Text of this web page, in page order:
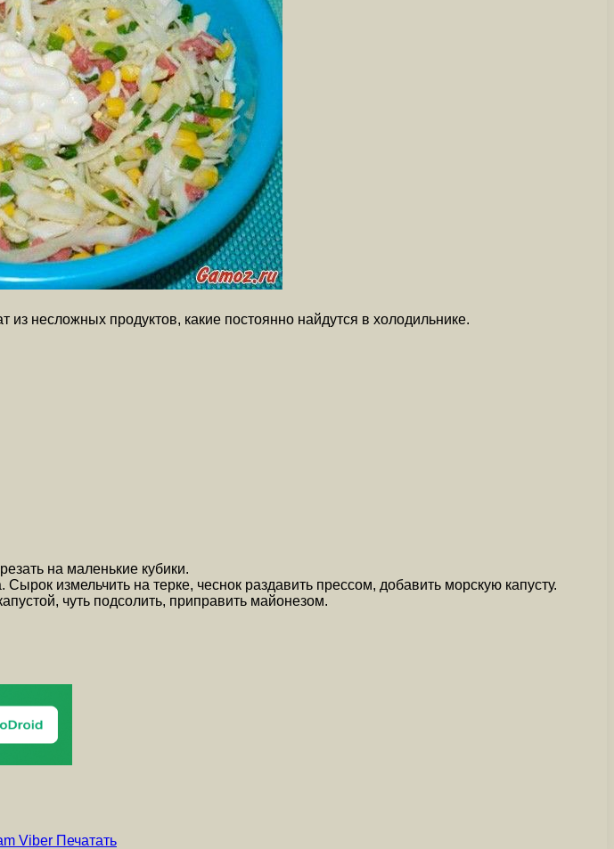
несложных продуктов, какие постоянно найдутся в холодильнике.
на маленькие кубики.
измельчить на терке, чеснок раздавить прессом, добавить морскую капусту.
чуть подсолить, приправить майонезом.
Viber Печатать